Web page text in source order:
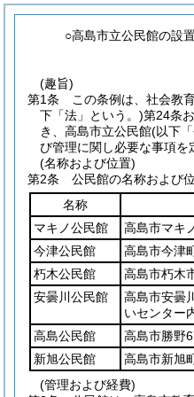
○高島市立公民館の設
(趣旨)
第1条
この条例は、社会教
下「法」という。)第24条
き、高島市立公民館(以下
び管理に関し必要な事項を
(名称および位置)
第2条
公民館の名称および
名称
マキノ公民館
高島市マキ
今津公民館
高島市今津
朽木公民館
高島市朽木
安曇川公民館
高島市安曇
いセンター
高島公民館
高島市勝野
新旭公民館
高島市新旭
(管理および経費)